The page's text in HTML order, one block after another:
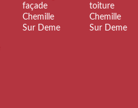
façade
Chemille
Sur Deme
toiture
Chemille
Sur Deme